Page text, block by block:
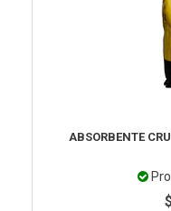
ABSORBENTE